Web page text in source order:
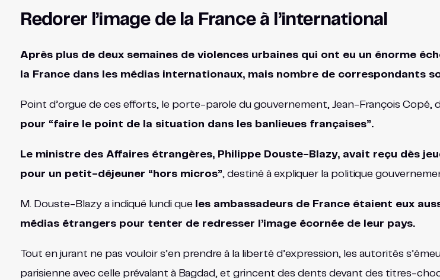
Redorer l’image de la France à l’international
Après plus de deux semaines de violences urbaines qui ont eu un énorme
la France dans les médias internationaux, mais nombre de
Point d’orgue de ces efforts, le porte-parole du gouvernement, Jean-François Copé,
pour “faire le point de la situation dans les banlieues françaises”.
Le ministre des Affaires étrangères, Philippe Douste-Blazy, avait reçu dès
pour un petit-déjeuner “hors micros”, destiné à expliquer la politique
M. Douste-Blazy a indiqué lundi que les ambassadeurs de France étaient eux
médias étrangers pour tenter de redresser l’image écornée de leur pays.
Tout en jurant ne pas vouloir s’en prendre à la liberté d’expression, les autorités
parisienne avec celle prévalant à Bagdad, et grincent des dents devant des titres-